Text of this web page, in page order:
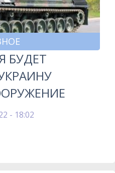
БУДЕТ
- 18:02